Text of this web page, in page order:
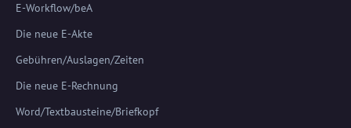
E-Workflow/beA
Die neue E-Akte
Gebühren/Auslagen/Zeiten
Die neue E-Rechnung
Word/Textbausteine/Briefkopf